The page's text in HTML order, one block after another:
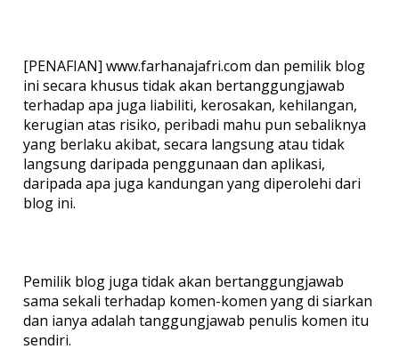
[PENAFIAN] www.farhanajafri.com dan pemilik blog
ini secara khusus tidak akan bertanggungjawab
terhadap apa juga liabiliti, kerosakan, kehilangan,
kerugian atas risiko, peribadi mahu pun sebaliknya
yang berlaku akibat, secara langsung atau tidak
langsung daripada penggunaan dan aplikasi,
daripada apa juga kandungan yang diperolehi dari
blog ini.
Pemilik blog juga tidak akan bertanggungjawab
sama sekali terhadap komen-komen yang di siarkan
dan ianya adalah tanggungjawab penulis komen itu
sendiri.